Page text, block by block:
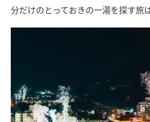
分だけのとっておきの一湯を探す旅